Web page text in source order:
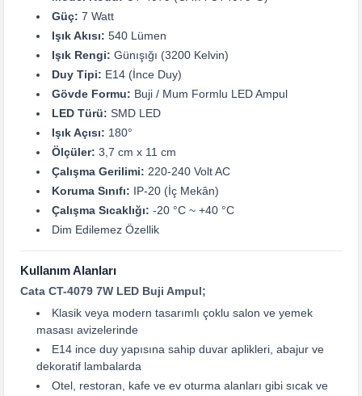
Güç: 7 Watt
Işık Akısı: 540 Lümen
Işık Rengi: Günışığı (3200 Kelvin)
Duy Tipi: E14 (İnce Duy)
Gövde Formu: Buji / Mum Formlu LED Ampul
LED Türü: SMD LED
Işık Açısı: 180°
Ölçüler: 3,7 cm x 11 cm
Çalışma Gerilimi: 220-240 Volt AC
Koruma Sınıfı: IP-20 (İç Mekân)
Çalışma Sıcaklığı: -20 °C ~ +40 °C
Dim Edilemez Özellik
Kullanım Alanları
Cata CT-4079 7W LED Buji Ampul;
Klasik veya modern tasarımlı çoklu salon ve yemek
masası avizelerinde
E14 ince duy yapısına sahip duvar aplikleri, abajur ve
dekoratif lambalarda
Otel, restoran, kafe ve ev oturma alanları gibi sıcak ve